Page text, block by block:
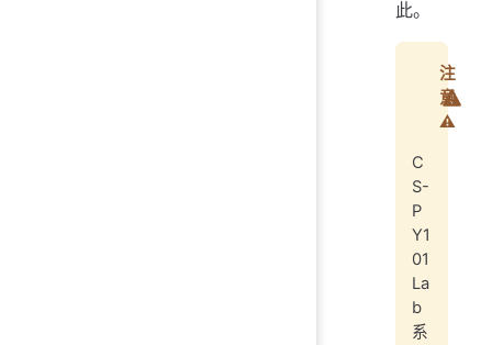
此。
注
意
⚠️
C
S-
P
Y1
01
La
b
系